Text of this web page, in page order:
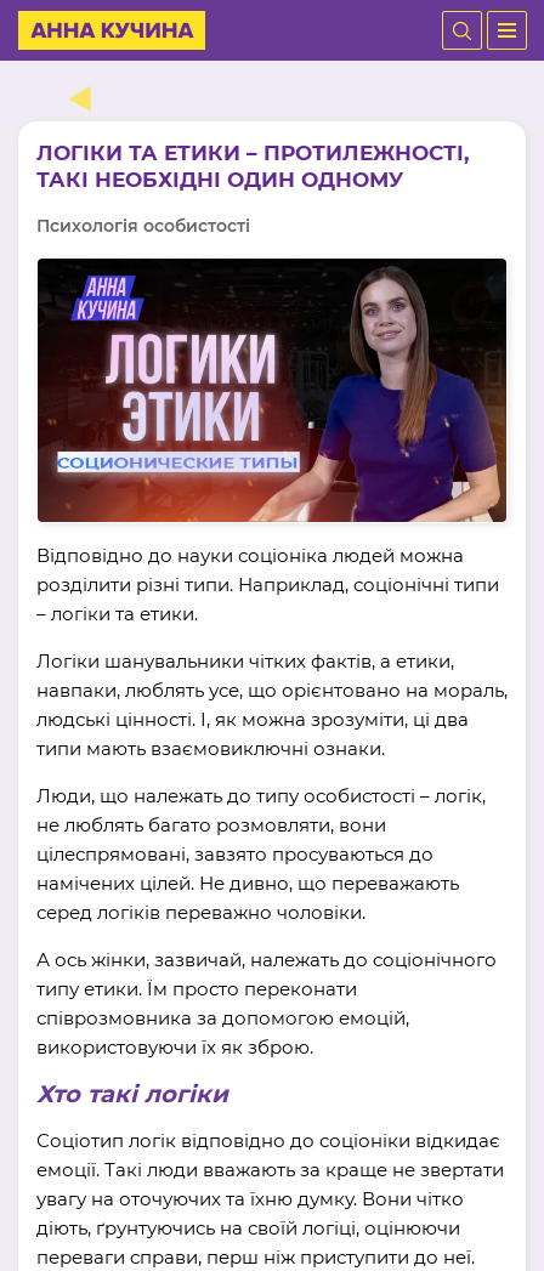
ЛОГІКИ ТА ЕТИКИ – ПРОТИЛЕЖНОСТІ,
ТАКІ НЕОБХІДНІ ОДИН ОДНОМУ
Психологія особистості
Відповідно до науки соціоніка людей можна
розділити різні типи. Наприклад, соціонічні типи
– логіки та етики.
Логіки шанувальники чітких фактів, а етики,
навпаки, люблять усе, що орієнтовано на мораль,
людські цінності. І, як можна зрозуміти, ці два
типи мають взаємовиключні ознаки.
Люди, що належать до типу особистості – логік,
не люблять багато розмовляти, вони
цілеспрямовані, завзято просуваються до
намічених цілей. Не дивно, що переважають
серед логіків переважно чоловіки.
А ось жінки, зазвичай, належать до соціонічного
типу етики. Їм просто переконати
співрозмовника за допомогою емоцій,
використовуючи їх як зброю.
Хто такі логіки
Соціотип логік відповідно до соціоніки відкидає
емоції. Такі люди вважають за краще не звертати
увагу на оточуючих та їхню думку. Вони чітко
діють, ґрунтуючись на своїй логіці, оцінюючи
переваги справи, перш ніж приступити до неї.